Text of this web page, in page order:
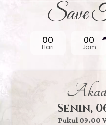
Save
00
Hari
00
Jam
Senin,
Pukul 09.00